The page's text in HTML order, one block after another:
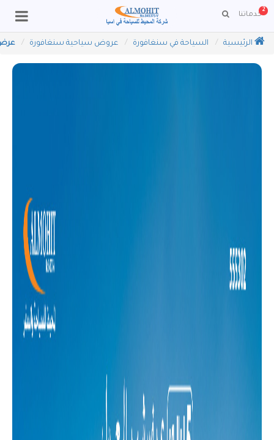
خدماتنا
2
الرئيسية السياحة في سنغافورة عروض سياحية سنغافورة عرض